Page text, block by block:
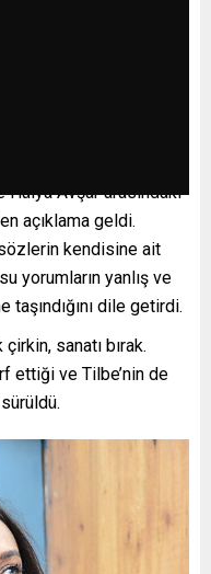
Hülya Avşar arasındaki
açıklama geldi.
kendisine ait
yorumların yanlış ve
taşındığını dile getirdi.
çirkin, sanatı bırak.
ettiği ve Tilbe’nin de